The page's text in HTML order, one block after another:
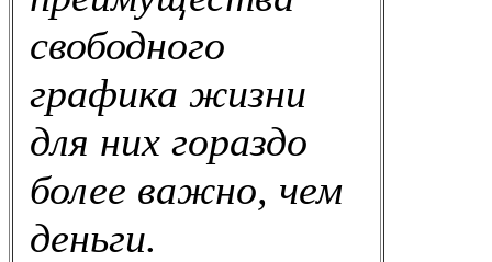
свободного
графика жизни
для них гораздо
более важно, чем
деньги.